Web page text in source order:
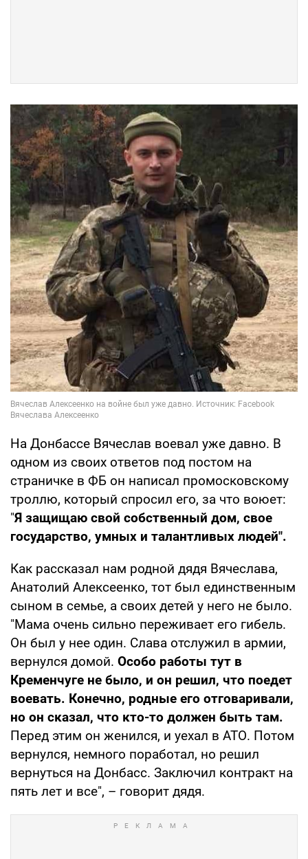
На Донбассе Вячеслав воевал уже давно. В
одном из своих ответов под постом на
страничке в ФБ он написал промосковскому
троллю, который спросил его, за что воюет:
"Я защищаю свой собственный дом, свое
государство, умных и талантливых людей".
Как рассказал нам родной дядя Вячеслава,
Анатолий Алексеенко, тот был единственным
сыном в семье, а своих детей у него не было.
"Мама очень сильно переживает его гибель.
Он был у нее один. Слава отслужил в армии,
вернулся домой. Особо работы тут в
Кременчуге не было, и он решил, что поедет
воевать. Конечно, родные его отговаривали,
но он сказал, что кто-то должен быть там.
Перед этим он женился, и уехал в АТО. Потом
вернулся, немного поработал, но решил
вернуться на Донбасс. Заключил контракт на
пять лет и все", – говорит дядя.